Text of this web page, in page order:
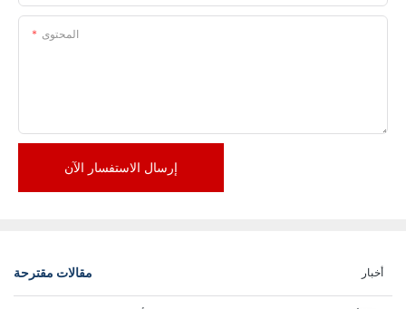
المحتوى
إرسال الاستفسار الآن
مقالات مقترحة أخبار